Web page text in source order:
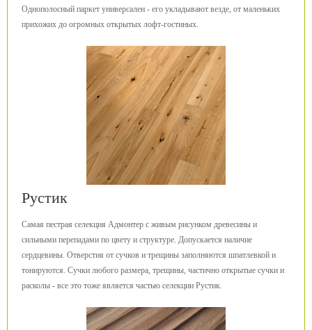
Однополосный паркет универсален - его укладывают везде, от маленьких
прихожих до огромных открытых лофт-гостиных.
Рустик
Самая пестрая селекция Адмонтер с живым рисунком древесины и
сильными перепадами по цвету и структуре. Допускается наличие
сердцевины. Отверстия от сучков и трещины заполняются шпатлевкой и
тонируются. Сучки любого размера, трещины, частично открытые сучки и
расколы - все это тоже является частью селекции Рустик.